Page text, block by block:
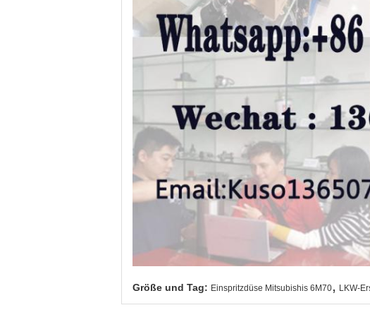
Größe und Tag: Einspritzdüse Mitsubishis 6M70, LKW-